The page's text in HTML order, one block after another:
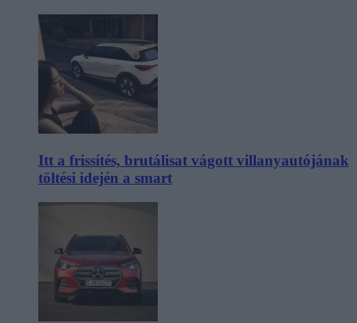
Itt a frissítés, brutálisat vágott villanyautójának
töltési idején a smart